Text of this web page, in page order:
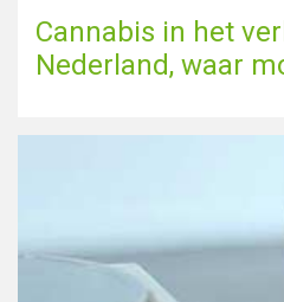
Cannabis in het
Nederland, waar